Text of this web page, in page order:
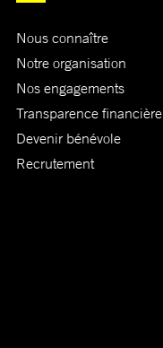
Nous connaître
Notre organisation
Nos engagements
Transparence financière
Devenir bénévole
Recrutement